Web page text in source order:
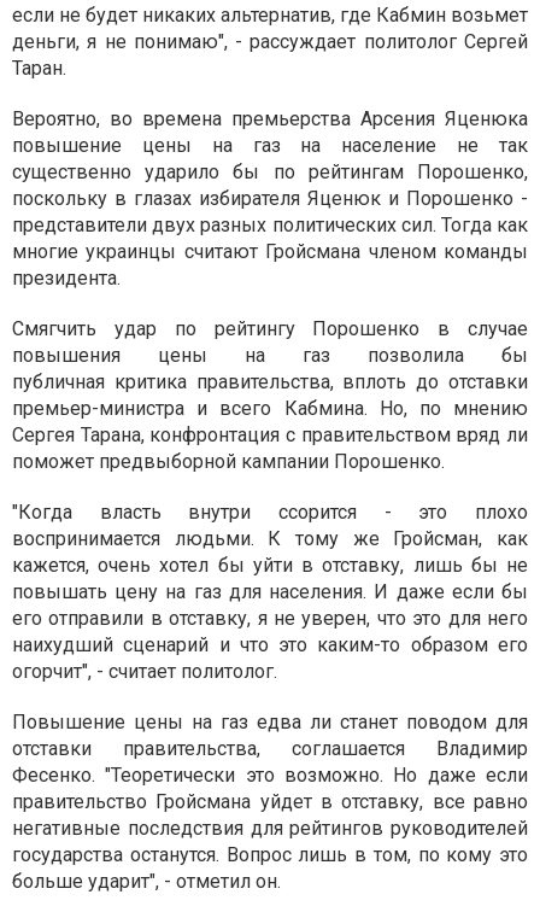
если не будет никаких альтернатив, где Кабмин возьмет
деньги, я не понимаю", - рассуждает политолог Сергей
Таран.
Вероятно, во времена премьерства Арсения Яценюка
повышение цены на газ на население не так
существенно ударило бы по рейтингам Порошенко,
поскольку в глазах избирателя Яценюк и Порошенко -
представители двух разных политических сил. Тогда как
многие украинцы считают Гройсмана членом команды
президента.
Смягчить удар по рейтингу Порошенко в случае
повышения цены на газ позволила бы
публичная критика правительства, вплоть до отставки
премьер-министра и всего Кабмина. Но, по мнению
Сергея Тарана, конфронтация с правительством вряд ли
поможет предвыборной кампании Порошенко.
"Когда власть внутри ссорится - это плохо
воспринимается людьми. К тому же Гройсман, как
кажется, очень хотел бы уйти в отставку, лишь бы не
повышать цену на газ для населения. И даже если бы
его отправили в отставку, я не уверен, что это для него
наихудший сценарий и что это каким-то образом его
огорчит", - считает политолог.
Повышение цены на газ едва ли станет поводом для
отставки правительства, соглашается Владимир
Фесенко. "Теоретически это возможно. Но даже если
правительство Гройсмана уйдет в отставку, все равно
негативные последствия для рейтингов руководителей
государства останутся. Вопрос лишь в том, по кому это
больше ударит", - отметил он.